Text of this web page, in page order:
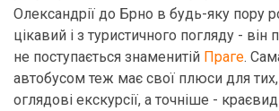
Олександрії до Брно в будь-яку пору
цікавий і з туристичного погляду - він
не поступається знаменитій Праге.
автобусом теж має свої плюси для
оглядові екскурсії, а точніше -